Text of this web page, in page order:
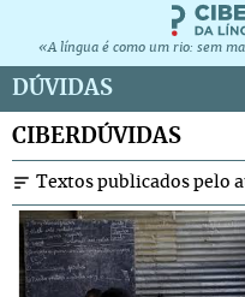
«A língua é como um rio: sem
DÚVIDAS
CIBERDÚVIDAS
Textos publicados pelo